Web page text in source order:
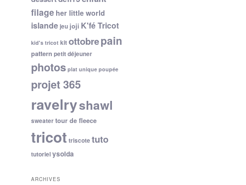
filage her little world
islande jeu joji K'fé Tricot
kid's tricot kitottobrepain
pattern petit déjeuner
photos plat unique poupée
projet 365
ravelryshawl
sweatertour de fleece
tricot triscote tuto
tutorielysolda
ARCHIVES